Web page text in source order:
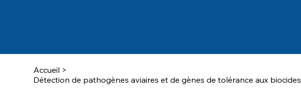
Accueil >
Détection de pathogènes aviaires et de gènes de tolérance aux biocides